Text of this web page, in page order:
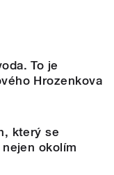
To je
Hrozenkova
který se
okolím